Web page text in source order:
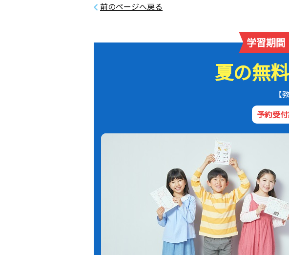
前のページへ戻る
学習期
夏の無
【
予約受